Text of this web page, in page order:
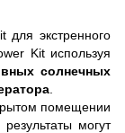
для экстренного
Kit используя
солнечных
помещении
могут